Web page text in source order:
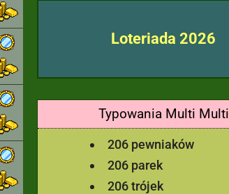
Loteriada 2026
Typowania Multi Multi
206 pewniaków
206 parek
206 trójek